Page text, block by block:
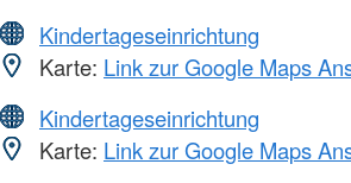
Kindertageseinrichtung
Karte: Link zur Google Maps
Kindertageseinrichtung
Karte: Link zur Google Maps